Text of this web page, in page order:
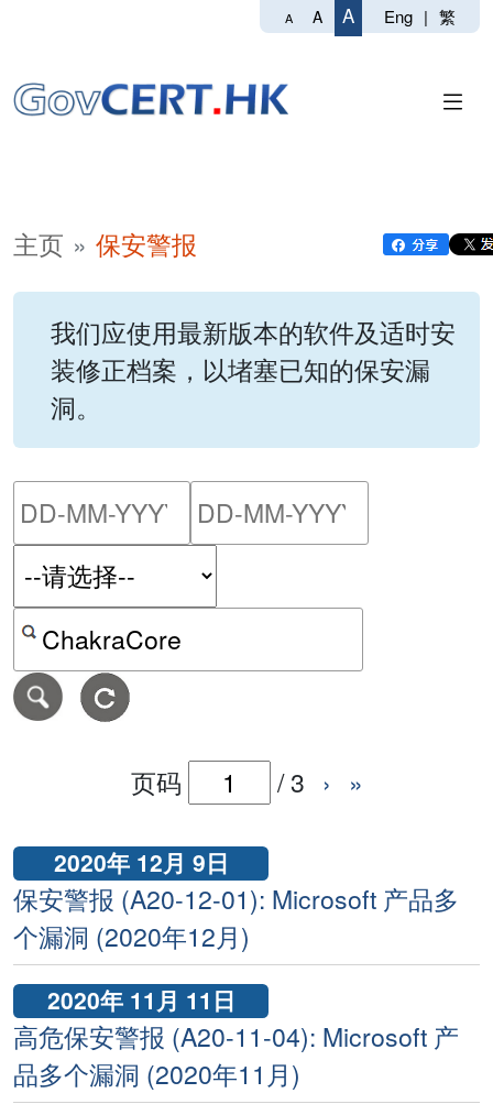
A A A Eng | 繁
主页 保安警报
我们应使用最新版本的软件及适时安
装修正档案，以堵塞已知的保安漏
洞。
请输入搜索日期范围的开
按关键字或 CVE ID 搜寻保安警报
页码 /3 › »
2020年 12月 9日
保安警报 (A20-12-01): Microsoft 产品多
个漏洞 (2020年12月)
2020年 11月 11日
高危保安警报 (A20-11-04): Microsoft 产
品多个漏洞 (2020年11月)